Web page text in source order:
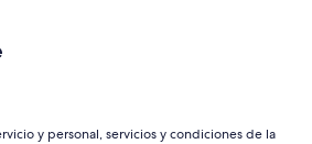
y personal, servicios y condiciones de la